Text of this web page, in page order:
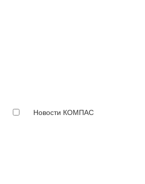
Новости КОМПАС